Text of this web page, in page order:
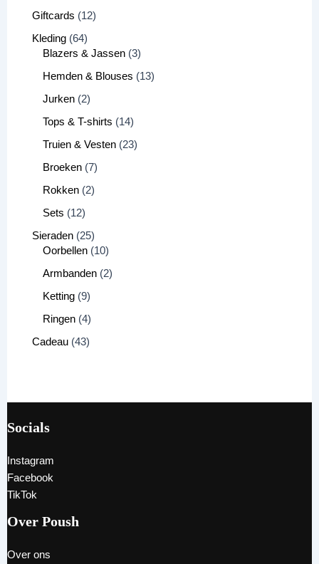
Giftcards
12
Kleding 64
Blazers & Jassen 3
Hemden & Blouses
13
Jurken 2
Tops & T-shirts
14
Truien & Vesten
23
Broeken 7
Rokken
2
Sets
12
Sieraden
25
Oorbellen
10
Armbanden
2
Ketting 9
Ringen 4
Cadeau 43
Socials
Instagram
Facebook
TikTok
Over Poush
Over ons